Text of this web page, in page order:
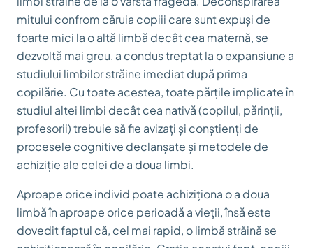
mitului confrom căruia copiii care sunt expuși de
foarte mici la o altă limbă decât cea maternă, se
dezvoltă mai greu, a condus treptat la o expansiune a
studiului limbilor străine imediat după prima
copilărie. Cu toate acestea, toate părțile implicate în
studiul altei limbi decât cea nativă (copilul, părinții,
profesorii) trebuie să fie avizați și conștienți de
procesele cognitive declanșate și metodele de
achiziție ale celei de a doua limbi.
Aproape orice individ poate achiziționa o a doua
limbă în aproape orice perioadă a vieții, însă este
dovedit faptul că, cel mai rapid, o limbă străină se